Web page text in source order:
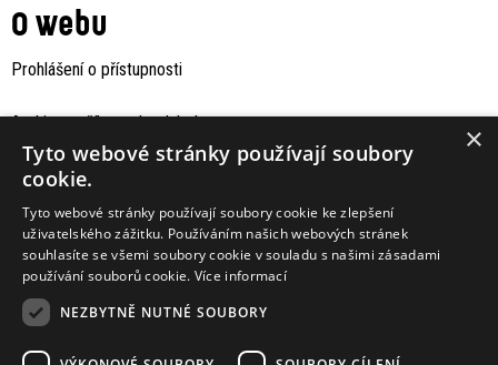
O webu
Prohlášení o přístupnosti
Archiv staršího webu Jaboku ×
Tyto webové stránky používají soubory
cookie.
Tyto webové stránky používají soubory cookie ke zlepšení
uživatelského zážitku. Používáním našich webových stránek
souhlasíte se všemi soubory cookie v souladu s našimi zásadami
používání souborů cookie. Více informací
NEZBYTNĚ NUTNÉ SOUBORY